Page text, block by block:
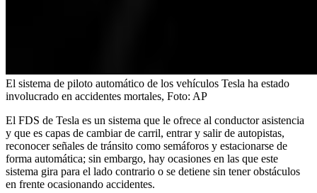
El sistema de piloto automático de los vehículos Tesla ha estado
involucrado en accidentes mortales, Foto: AP
El FDS de Tesla es un sistema que le ofrece al conductor asistencia
y que es capas de cambiar de carril, entrar y salir de autopistas,
reconocer señales de tránsito como semáforos y estacionarse de
forma automática; sin embargo, hay ocasiones en las que este
sistema gira para el lado contrario o se detiene sin tener obstáculos
en frente ocasionando accidentes.